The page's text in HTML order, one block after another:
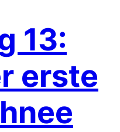
13:
erste